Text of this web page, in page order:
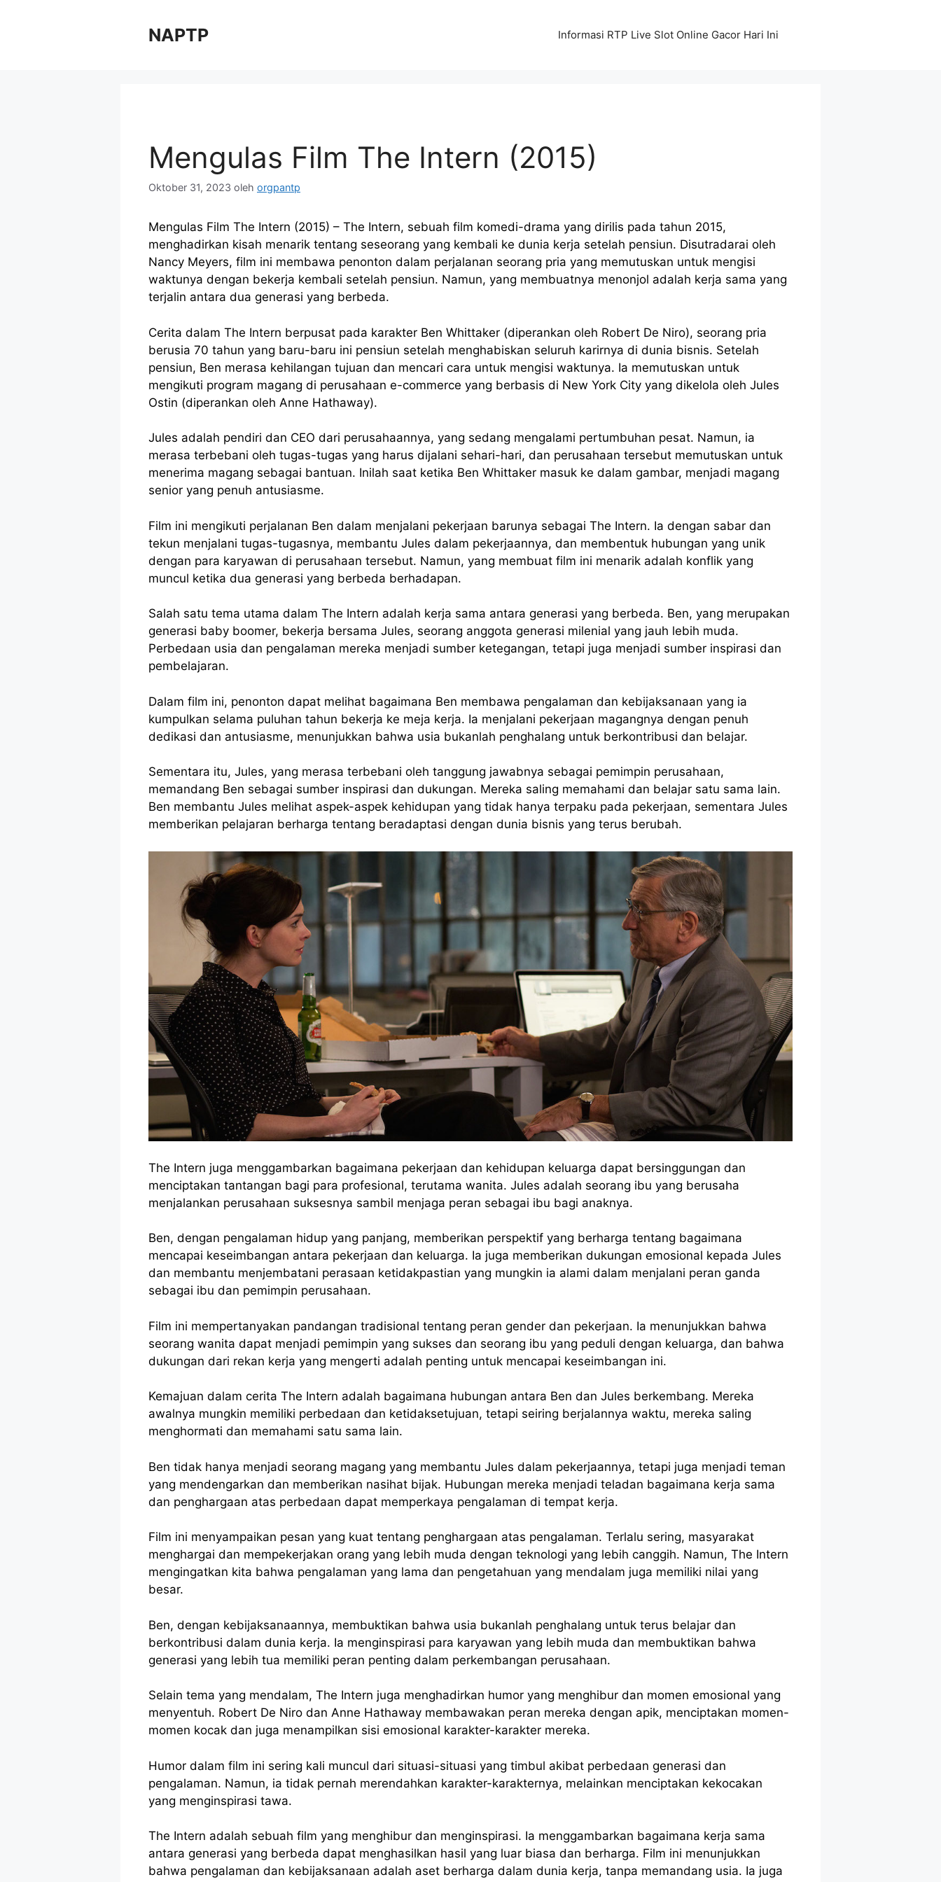
NAPTP Informasi RTP Live Slot Online Gacor Hari Ini
Mengulas Film The Intern (2015)
Oktober 31, 2023 oleh orgpantp
Mengulas Film The Intern (2015) – The Intern, sebuah film komedi-drama yang dirilis pada tahun 2015,
menghadirkan kisah menarik tentang seseorang yang kembali ke dunia kerja setelah pensiun. Disutradarai oleh
Nancy Meyers, film ini membawa penonton dalam perjalanan seorang pria yang memutuskan untuk mengisi
waktunya dengan bekerja kembali setelah pensiun. Namun, yang membuatnya menonjol adalah kerja sama yang
terjalin antara dua generasi yang berbeda.
Cerita dalam The Intern berpusat pada karakter Ben Whittaker (diperankan oleh Robert De Niro), seorang pria
berusia 70 tahun yang baru-baru ini pensiun setelah menghabiskan seluruh karirnya di dunia bisnis. Setelah
pensiun, Ben merasa kehilangan tujuan dan mencari cara untuk mengisi waktunya. Ia memutuskan untuk
mengikuti program magang di perusahaan e-commerce yang berbasis di New York City yang dikelola oleh Jules
Ostin (diperankan oleh Anne Hathaway).
Jules adalah pendiri dan CEO dari perusahaannya, yang sedang mengalami pertumbuhan pesat. Namun, ia
merasa terbebani oleh tugas-tugas yang harus dijalani sehari-hari, dan perusahaan tersebut memutuskan untuk
menerima magang sebagai bantuan. Inilah saat ketika Ben Whittaker masuk ke dalam gambar, menjadi magang
senior yang penuh antusiasme.
Film ini mengikuti perjalanan Ben dalam menjalani pekerjaan barunya sebagai The Intern. Ia dengan sabar dan
tekun menjalani tugas-tugasnya, membantu Jules dalam pekerjaannya, dan membentuk hubungan yang unik
dengan para karyawan di perusahaan tersebut. Namun, yang membuat film ini menarik adalah konflik yang
muncul ketika dua generasi yang berbeda berhadapan.
Salah satu tema utama dalam The Intern adalah kerja sama antara generasi yang berbeda. Ben, yang merupakan
generasi baby boomer, bekerja bersama Jules, seorang anggota generasi milenial yang jauh lebih muda.
Perbedaan usia dan pengalaman mereka menjadi sumber ketegangan, tetapi juga menjadi sumber inspirasi dan
pembelajaran.
Dalam film ini, penonton dapat melihat bagaimana Ben membawa pengalaman dan kebijaksanaan yang ia
kumpulkan selama puluhan tahun bekerja ke meja kerja. Ia menjalani pekerjaan magangnya dengan penuh
dedikasi dan antusiasme, menunjukkan bahwa usia bukanlah penghalang untuk berkontribusi dan belajar.
Sementara itu, Jules, yang merasa terbebani oleh tanggung jawabnya sebagai pemimpin perusahaan,
memandang Ben sebagai sumber inspirasi dan dukungan. Mereka saling memahami dan belajar satu sama lain.
Ben membantu Jules melihat aspek-aspek kehidupan yang tidak hanya terpaku pada pekerjaan, sementara Jules
memberikan pelajaran berharga tentang beradaptasi dengan dunia bisnis yang terus berubah.
The Intern juga menggambarkan bagaimana pekerjaan dan kehidupan keluarga dapat bersinggungan dan
menciptakan tantangan bagi para profesional, terutama wanita. Jules adalah seorang ibu yang berusaha
menjalankan perusahaan suksesnya sambil menjaga peran sebagai ibu bagi anaknya.
Ben, dengan pengalaman hidup yang panjang, memberikan perspektif yang berharga tentang bagaimana
mencapai keseimbangan antara pekerjaan dan keluarga. Ia juga memberikan dukungan emosional kepada Jules
dan membantu menjembatani perasaan ketidakpastian yang mungkin ia alami dalam menjalani peran ganda
sebagai ibu dan pemimpin perusahaan.
Film ini mempertanyakan pandangan tradisional tentang peran gender dan pekerjaan. Ia menunjukkan bahwa
seorang wanita dapat menjadi pemimpin yang sukses dan seorang ibu yang peduli dengan keluarga, dan bahwa
dukungan dari rekan kerja yang mengerti adalah penting untuk mencapai keseimbangan ini.
Kemajuan dalam cerita The Intern adalah bagaimana hubungan antara Ben dan Jules berkembang. Mereka
awalnya mungkin memiliki perbedaan dan ketidaksetujuan, tetapi seiring berjalannya waktu, mereka saling
menghormati dan memahami satu sama lain.
Ben tidak hanya menjadi seorang magang yang membantu Jules dalam pekerjaannya, tetapi juga menjadi teman
yang mendengarkan dan memberikan nasihat bijak. Hubungan mereka menjadi teladan bagaimana kerja sama
dan penghargaan atas perbedaan dapat memperkaya pengalaman di tempat kerja.
Film ini menyampaikan pesan yang kuat tentang penghargaan atas pengalaman. Terlalu sering, masyarakat
menghargai dan mempekerjakan orang yang lebih muda dengan teknologi yang lebih canggih. Namun, The Intern
mengingatkan kita bahwa pengalaman yang lama dan pengetahuan yang mendalam juga memiliki nilai yang
besar.
Ben, dengan kebijaksanaannya, membuktikan bahwa usia bukanlah penghalang untuk terus belajar dan
berkontribusi dalam dunia kerja. Ia menginspirasi para karyawan yang lebih muda dan membuktikan bahwa
generasi yang lebih tua memiliki peran penting dalam perkembangan perusahaan.
Selain tema yang mendalam, The Intern juga menghadirkan humor yang menghibur dan momen emosional yang
menyentuh. Robert De Niro dan Anne Hathaway membawakan peran mereka dengan apik, menciptakan momen-
momen kocak dan juga menampilkan sisi emosional karakter-karakter mereka.
Humor dalam film ini sering kali muncul dari situasi-situasi yang timbul akibat perbedaan generasi dan
pengalaman. Namun, ia tidak pernah merendahkan karakter-karakternya, melainkan menciptakan kekocakan
yang menginspirasi tawa.
The Intern adalah sebuah film yang menghibur dan menginspirasi. Ia menggambarkan bagaimana kerja sama
antara generasi yang berbeda dapat menghasilkan hasil yang luar biasa dan berharga. Film ini menunjukkan
bahwa pengalaman dan kebijaksanaan adalah aset berharga dalam dunia kerja, tanpa memandang usia. Ia juga